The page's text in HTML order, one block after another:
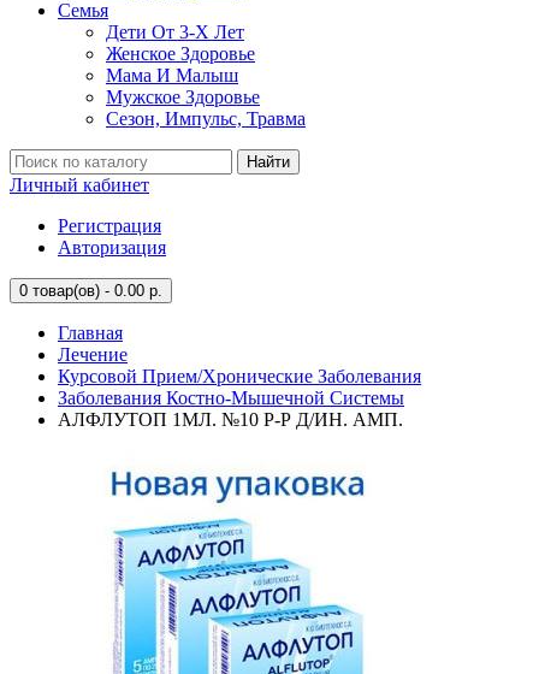
Семья
Дети От 3-Х Лет
Женское Здоровье
Мама И Малыш
Мужское Здоровье
Сезон, Импульс, Травма
Найти
Личный кабинет
Регистрация
Авторизация
0 товар(ов) - 0.00 р.
Главная
Лечение
Курсовой Прием/Хронические Заболевания
Заболевания Костно-Мышечной Системы
АЛФЛУТОП 1МЛ. №10 Р-Р Д/ИН. АМП.